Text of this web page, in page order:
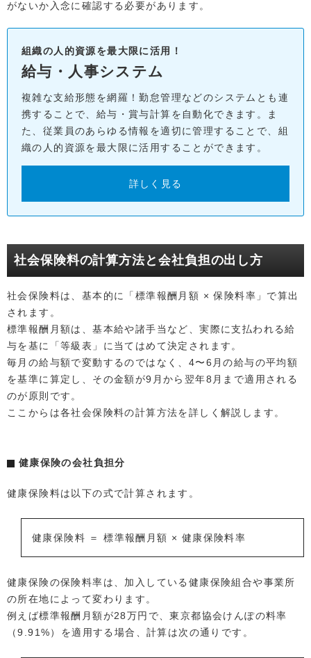
がないか入念に確認する必要があります。
組織の人的資源を最大限に活用！
給与・人事システム
複雑な支給形態を網羅！勤怠管理などのシステムとも連
携することで、給与・賞与計算を自動化できます。ま
た、従業員のあらゆる情報を適切に管理することで、組
織の人的資源を最大限に活用することができます。
詳しく見る
社会保険料の計算方法と会社負担の出し方
社会保険料は、基本的に「標準報酬月額 × 保険料率」で算出
されます。
標準報酬月額は、基本給や諸手当など、実際に支払われる給
与を基に「等級表」に当てはめて決定されます。
毎月の給与額で変動するのではなく、4〜6月の給与の平均額
を基準に算定し、その金額が9月から翌年8月まで適用される
のが原則です。
ここからは各社会保険料の計算方法を詳しく解説します。
健康保険の会社負担分
健康保険料は以下の式で計算されます。
健康保険料 ＝ 標準報酬月額 × 健康保険料率
健康保険の保険料率は、加入している健康保険組合や事業所
の所在地によって変わります。
例えば標準報酬月額が28万円で、東京都協会けんぽの料率
（9.91%）を適用する場合、計算は次の通りです。